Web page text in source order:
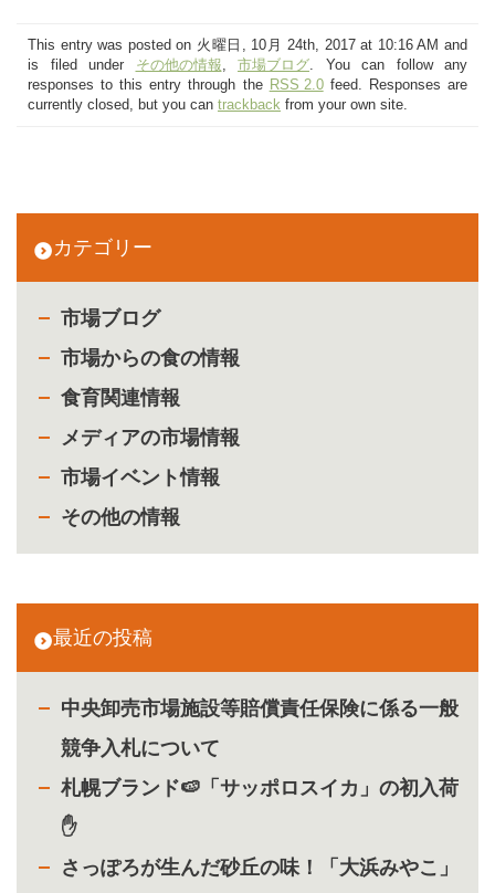
カテゴリー
市場ブログ
市場からの食の情報
食育関連情報
メディアの市場情報
市場イベント情報
その他の情報
最近の投稿
中央卸売市場施設等賠償責任保険に係る一般
競争入札について
札幌ブランド🍉「サッポロスイカ」の初入荷
✋
さっぽろが生んだ砂丘の味！「大浜みやこ」
This entry was posted on 火曜日, 10月 24th, 2017 at 10:16 AM and
is filed under
その他の情報, 市場ブログ. You can follow any
responses to this entry through the RSS 2.0feed. Responses are
currently closed, but you can trackback from your own site.